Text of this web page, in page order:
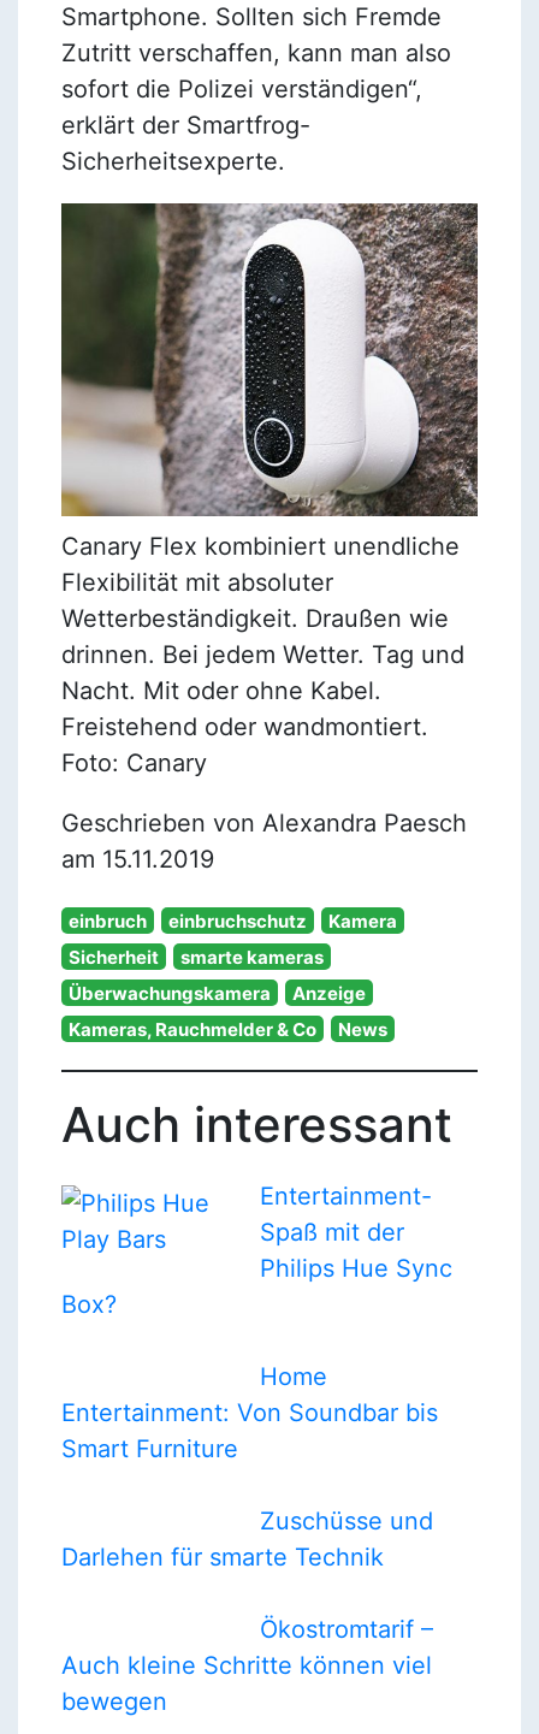
Smartphone. Sollten sich Fremde
Zutritt verschaffen, kann man also
sofort die Polizei verständigen“,
erklärt der Smartfrog-
Sicherheitsexperte.
Canary Flex kombiniert unendliche
Flexibilität mit absoluter
Wetterbeständigkeit. Draußen wie
drinnen. Bei jedem Wetter. Tag und
Nacht. Mit oder ohne Kabel.
Freistehend oder wandmontiert.
Foto: Canary
Geschrieben von Alexandra Paesch
am 15.11.2019
einbruch einbruchschutz
Kamera
Sicherheit
smarte kameras
Überwachungskamera
Anzeige
Kameras, Rauchmelder & Co
News
Auch interessant
Entertainment-
Spaß mit der
Philips Hue Sync
Box?
Home
Entertainment: Von Soundbar bis
Smart Furniture
Zuschüsse und
Darlehen für smarte Technik
Ökostromtarif –
Auch kleine Schritte können viel
bewegen